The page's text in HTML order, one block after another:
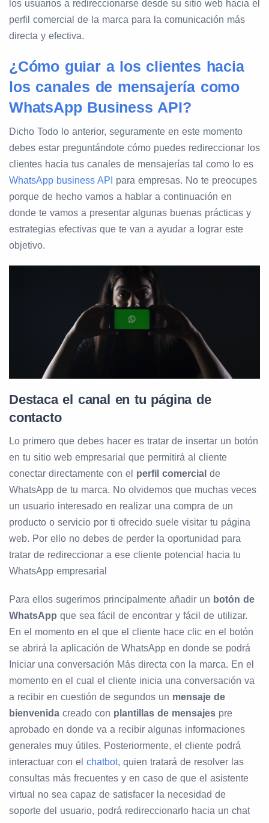
los usuarios a redireccionarse desde su sitio web hacia el
perfil comercial de la marca para la comunicación más
directa y efectiva.
¿Cómo guiar a los clientes hacia
los canales de mensajería como
WhatsApp Business API?
Dicho Todo lo anterior, seguramente en este momento
debes estar preguntándote cómo puedes redireccionar los
clientes hacia tus canales de mensajerías tal como lo es
WhatsApp business API
para empresas. No te preocupes
porque de hecho vamos a hablar a continuación en
donde te vamos a presentar algunas buenas prácticas y
estrategias efectivas que te van a ayudar a lograr este
objetivo.
Destaca el canal en tu página de
contacto
Lo primero que debes hacer es tratar de insertar un botón
en tu sitio web empresarial que permitirá al cliente
conectar directamente con el perfil comercial de
WhatsApp de tu marca. No olvidemos que muchas veces
un usuario interesado en realizar una compra de un
producto o servicio por ti ofrecido suele visitar tu página
web. Por ello no debes de perder la oportunidad para
tratar de redireccionar a ese cliente potencial hacia tu
WhatsApp empresarial
Para ellos sugerimos principalmente añadir un botón de
WhatsApp que sea fácil de encontrar y fácil de utilizar.
En el momento en el que el cliente hace clic en el botón
se abrirá la aplicación de WhatsApp en donde se podrá
Iniciar una conversación Más directa con la marca. En el
momento en el cual el cliente inicia una conversación va
a recibir en cuestión de segundos un mensaje de
bienvenida creado con plantillas de mensajes pre
aprobado en donde va a recibir algunas informaciones
generales muy útiles. Posteriormente, el cliente podrá
interactuar con el chatbot, quien tratará de resolver las
consultas más frecuentes y en caso de que el asistente
virtual no sea capaz de satisfacer la necesidad de
soporte del usuario, podrá redireccionarlo hacia un chat